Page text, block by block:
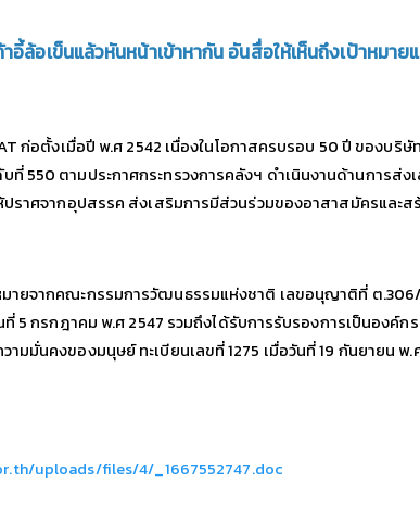
ล้อเข็นแล้วหันหน้าเข้าหากัน อันสื่อให้เห็นถึงเป้าหมา
ก่อตั้งเมื่อปี พ.ศ 2542 เนื่องในโอกาสครบรอบ 50 ปี ของบ
550 ตามประกาศกระทรวงการคลังฯ ดำเนินงานด้านการส่
ราศจากอุปสรรค ส่งเสริมการมีส่วนร่วมของอาสาสมัครและ
ยจากคณะกรรมการวัฒนธรรมแห่งชาติ เลขอนุญาติที่ ต.306/
5 กรกฎาคม พ.ศ 2547 รวมถึงได้รับการรับรองการเป็นองค์
มั่นคงของมนุษย์ ทะเบียนเลขที่ 1275 เมื่อวันที่ 19 กันยายน พ.
uploads/files/4/_1667552747.doc